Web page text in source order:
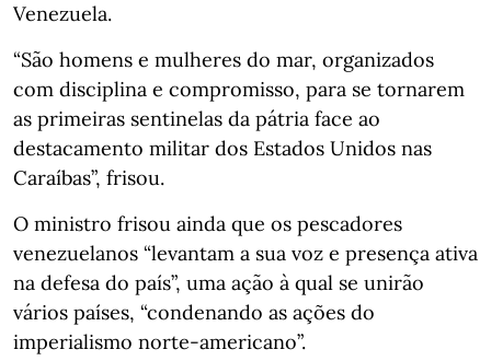
Venezuela.
“São homens e mulheres do mar, organizados
com disciplina e compromisso, para se tornarem
as primeiras sentinelas da pátria face ao
destacamento militar dos Estados Unidos nas
Caraíbas”, frisou.
O ministro frisou ainda que os pescadores
venezuelanos “levantam a sua voz e presença ativa
na defesa do país”, uma ação à qual se unirão
vários países, “condenando as ações do
imperialismo norte-americano”.